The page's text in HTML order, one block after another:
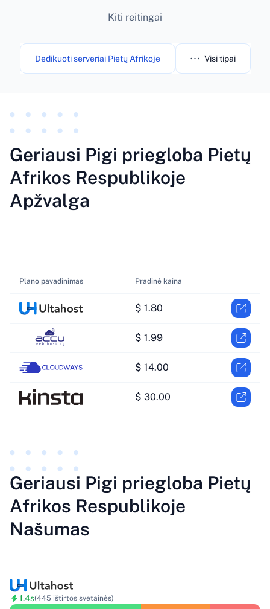
Kiti reitingai
Dedikuoti serveriai Pietų Afrikoje Visi tipai
Geriausi Pigi priegloba Pietų
Afrikos Respublikoje
Apžvalga
Plano pavadinimas Pradinė kaina
$ 1.80
$ 1.99
$ 14.00
$ 30.00
Geriausi Pigi priegloba Pietų
Afrikos Respublikoje
Našumas
1.4s(445 ištirtos svetainės)